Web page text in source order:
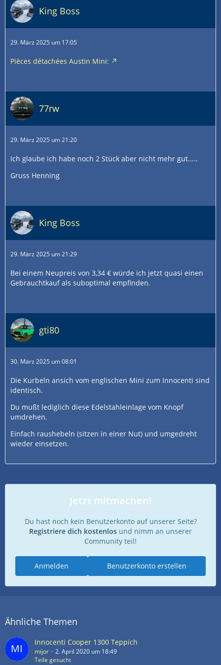
King Boss
29. März 2025 um 17:05
Pièces détachées Austin Mini:
77rw
29. März 2025 um 21:20
Ich glaube ich habe noch 2 Stück aber nicht mehr gut.....
Gruss Henning
King Boss
29. März 2025 um 21:29
Bei einem Neupreis von 3,34 € würde ich jetzt quasi einen
Gebrauchtkauf als suboptimal empfinden.
gti80
30. März 2025 um 08:01
Die Kurbeln ansich vom englischen Mini zum Innocenti sind
identisch.
Du mußt lediglich diese Edelstahleinlage vom Knopf
umdrehen.
Einfach raushebeln (sitzen in einer Nut) und umgedreht
wieder einsetzen.
Jetzt mitmachen!
Du hast noch kein Benutzerkonto auf unserer Seite?
Registriere dich kostenlos und nimm an unserer
Community teil!
Benutzerkonto erstellen
Anmelden
Ähnliche Themen
Innocenti Cooper 1300 Teppich
mijor
2. April 2020 um 18:49
Teile gesucht